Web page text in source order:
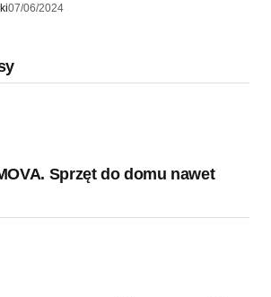
07/06/2024
Sprzęt do domu nawet